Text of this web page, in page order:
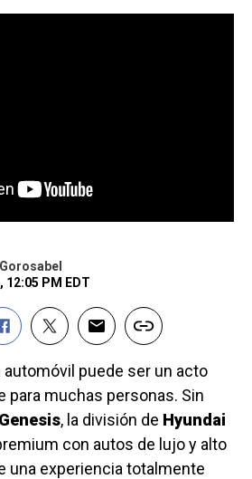
12:05 PM EDT
automóvil puede ser un acto
para muchas personas. Sin
Genesis, la división de Hyundai
con autos de lujo y alto
una experiencia totalmente